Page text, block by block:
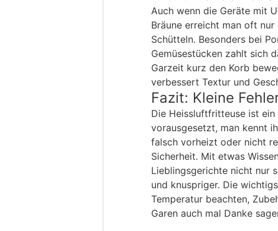
Auch wenn die Geräte mit
Bräune erreicht man oft
Schütteln. Besonders bei
Gemüsestücken zahlt sich
Garzeit kurz den Korb
verbessert Textur und
Fazit: Kleine
Die Heissluftfritteuse ist
vorausgesetzt, man kennt
falsch vorheizt oder nicht
Sicherheit. Mit etwas
Lieblingsgerichte nicht nur
und knuspriger. Die
Temperatur beachten,
Garen auch mal Danke